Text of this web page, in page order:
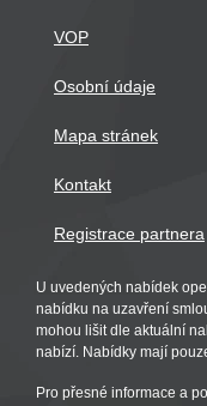
VOP
Osobní údaje
Mapa stránek
Kontakt
Registrace partnera
U uvedených nabídek
nabídku na uzavření
mohou lišit dle aktuální
nabízí. Nabídky mají
Pro přesné informace a